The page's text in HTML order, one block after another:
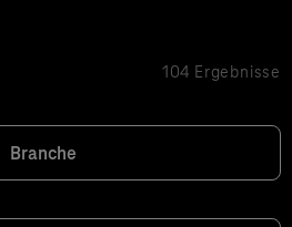
104 Ergebnisse
Branche